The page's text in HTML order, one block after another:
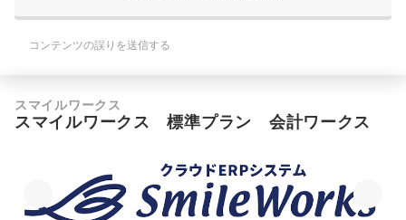
コンテンツの誤りを送信する
スマイルワークス
スマイルワークス 標準プラン 会計ワークス